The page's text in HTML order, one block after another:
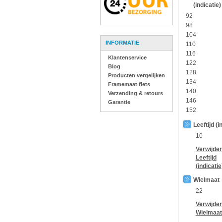
INFORMATIE
Klantenservice
Blog
Producten vergelijken
Framemaat fiets
Verzending & retours
Garantie
(indicatie)
92
98
104
110
116
122
128
134
140
146
152
Leeftijd
10
Verwijder
Leeftijd
Wielmaat
22
Verwijder
Wielmaat